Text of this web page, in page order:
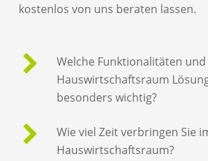
kostenlos von uns beraten lassen.
Welche Funktionalitäten und
Hauswirtschaftsraum
besonders wichtig?
Wie viel Zeit verbringen Sie
Hauswirtschaftsraum?